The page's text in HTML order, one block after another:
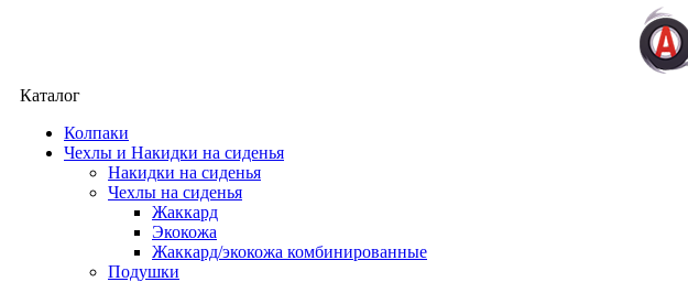
Каталог
Колпаки
Чехлы и Накидки на сиденья
Накидки на сиденья
Чехлы на сиденья
Жаккард
Экокожа
Жаккард/экокожа комбинированные
Подушки